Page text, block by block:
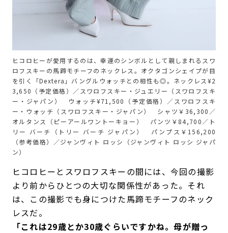
ヒコロヒーが愛用するのは、幸運のシンボルとして親しまれるスワ
ロフスキーの馬蹄モチーフのネックレス。オクタゴンシェイプが目
を引く「Dextera」バングルウォッチとの相性も◎。ネックレス¥2
3,650（予定価格）／スワロフスキー・ジュエリー（スワロフスキ
ー・ジャパン） ウォッチ¥71,500（予定価格）／スワロフスキ
ー・ウォッチ（スワロフスキー・ジャパン） シャツ￥36,300／
オルタンス（ピーアールワントーキョー） パンツ￥84,700／ト
リー バーチ（トリー バーチ ジャパン） パンプス￥156,200
（参考価格）／ジャンヴィト ロッシ（ジャンヴィト ロッシ ジャパ
ン）
ヒコロヒーとスワロフスキーの間には、今回の撮影
より前からひとつの大切な関係性があった。それ
は、この撮影でも身につけた馬蹄モチーフのネック
レスだ。
「これは29歳とか30歳ぐらいですかね。母が贈っ